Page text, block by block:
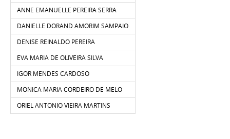
ANNE EMANUELLE PEREIRA SERRA
DANIELLE DORAND AMORIM SAMPAIO
DENISE REINALDO PEREIRA
EVA MARIA DE OLIVEIRA SILVA
IGOR MENDES CARDOSO
MONICA MARIA CORDEIRO DE MELO
ORIEL ANTONIO VIEIRA MARTINS